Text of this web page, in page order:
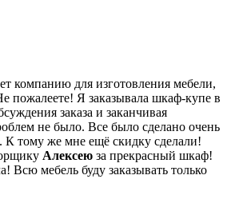
компанию для изготовления мебели,
пожалеете! Я заказывала шкаф-купе в
заказа и заканчивая
не было. Все было сделано очень
К тому же мне ещё скидку сделали!
Алексею за прекрасный шкаф!
Всю мебель буду заказывать только